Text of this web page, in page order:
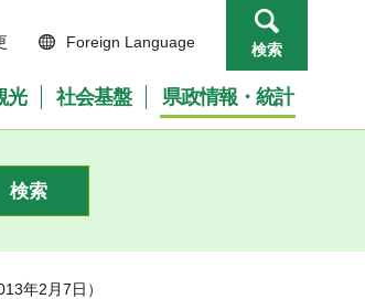
Foreign Language 検索
光 社会基盤 県政情報・統計
年2月7日）